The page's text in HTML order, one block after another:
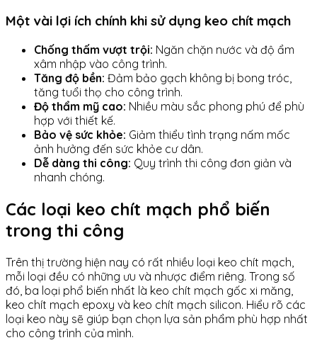
Một vài lợi ích chính khi sử dụng keo chít mạch
Chống thấm vượt trội: Ngăn chặn nước và độ ẩm
xâm nhập vào công trình.
Tăng độ bền: Đảm bảo gạch không bị bong tróc,
tăng tuổi thọ cho công trình.
Độ thẩm mỹ cao: Nhiều màu sắc phong phú để phù
hợp với thiết kế.
Bảo vệ sức khỏe: Giảm thiểu tình trạng nấm mốc
ảnh hưởng đến sức khỏe cư dân.
Dễ dàng thi công: Quy trình thi công đơn giản và
nhanh chóng.
Các loại keo chít mạch phổ biến
trong thi công
Trên thị trường hiện nay có rất nhiều loại keo chít mạch,
mỗi loại đều có những ưu và nhược điểm riêng. Trong số
đó, ba loại phổ biến nhất là keo chít mạch gốc xi măng,
keo chít mạch epoxy và keo chít mạch silicon. Hiểu rõ các
loại keo này sẽ giúp bạn chọn lựa sản phẩm phù hợp nhất
cho công trình của mình.